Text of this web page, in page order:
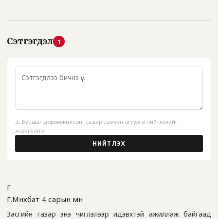
Сэтгэгдэл 1
⚠️ Бусдыг доромжилсон, садар самуун агуулга нийтлэхийг
хориглоно
НИЙТЛЭХ
Г
Г.Мөнхбат 4 сарын өмнө
Засгийн газар энэ чиглэлээр идэвхтэй ажиллаж байгаад